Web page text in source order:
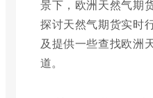
景下，欧洲天然气期
探讨天然气期货实时
及提供一些查找欧洲
道。